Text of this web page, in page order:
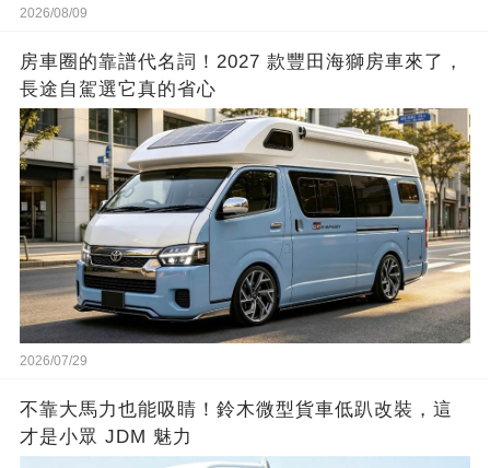
2026/08/09
房車圈的靠譜代名詞！2027 款豐田海獅房車來了，
長途自駕選它真的省心
2026/07/29
不靠大馬力也能吸睛！鈴木微型貨車低趴改裝，這
才是小眾 JDM 魅力